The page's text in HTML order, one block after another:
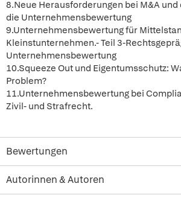
8.Neue Herausforderungen bei M&A
die Unternehmensbewertung
9.Unternehmensbewertung für
Kleinstunternehmen.- Teil 3-
Unternehmensbewertung
10.Squeeze Out und Eigentumsschutz:
Problem?
11.Unternehmensbewertung bei
Zivil- und Strafrecht.
Bewertungen
Autorinnen & Autoren